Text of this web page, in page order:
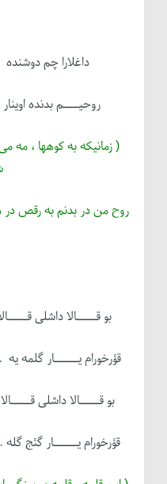
داغلارا چم
روحیــــم بدنده
( زمانیکه به کوهها ،
روح من در بدنم به رقص در
بو قـــــالا داشلی
قؤرخورام یــــــار گلمه
بو قـــــالا داشلی
قؤرخورام یــــــار گئج